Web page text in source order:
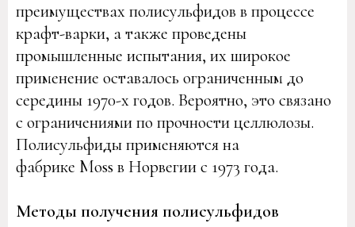
преимуществах полисульфидов в процессе
крафт-варки, а также проведены
промышленные испытания, их широкое
применение оставалось ограниченным до
середины 1970-х годов. Вероятно, это связано
с ограничениями по прочности целлюлозы.
Полисульфиды применяются на
фабрике Moss в Норвегии с 1973 года.
Методы получения полисульфидов